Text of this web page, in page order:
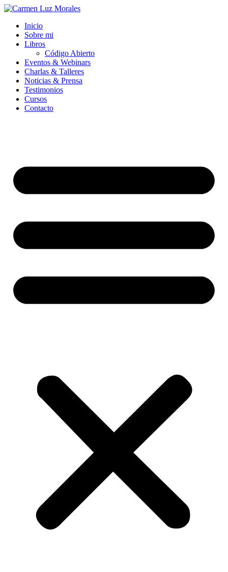
Ir
contenido
Inicio
Sobre mi
Libros
Código Abierto
Eventos & Webinars
Charlas & Talleres
Noticias & Prensa
Testimonios
Cursos
Contacto